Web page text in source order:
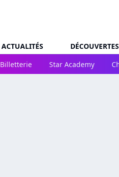
ACTUALITÉS DÉCOUVERTES
Billetterie
Star Academy